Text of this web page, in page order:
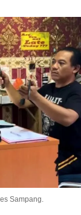
Sampang.